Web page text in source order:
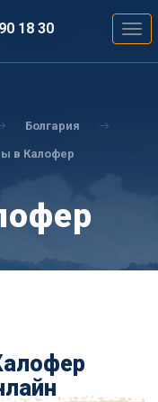
18 30
Болгария
в Калофер